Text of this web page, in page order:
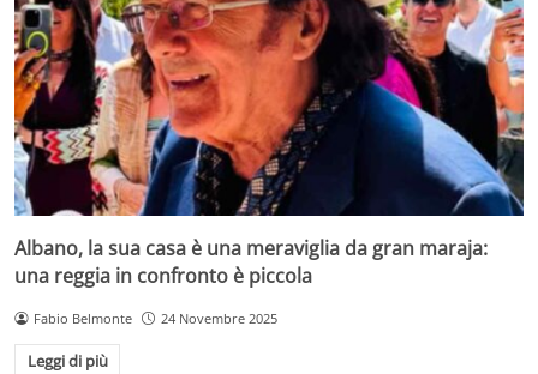
Albano, la sua casa è una meraviglia da gran maraja:
una reggia in confronto è piccola
Fabio Belmonte 24 Novembre 2025
Leggi di più